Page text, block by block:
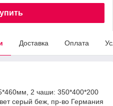
Доставка Оплата
2 чаши: 350*400*200
серый беж, пр-во Германия